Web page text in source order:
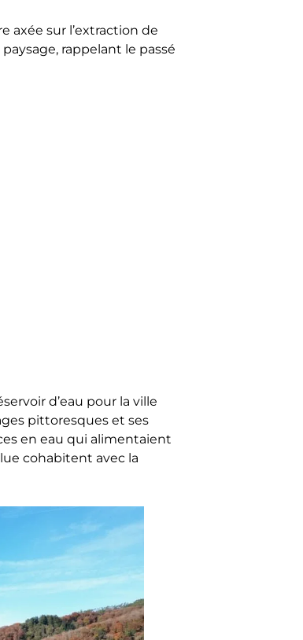
axée sur l’extraction de
rappelant le passé
d’eau pour la ville
pittoresques et ses
en eau qui alimentaient
cohabitent avec la